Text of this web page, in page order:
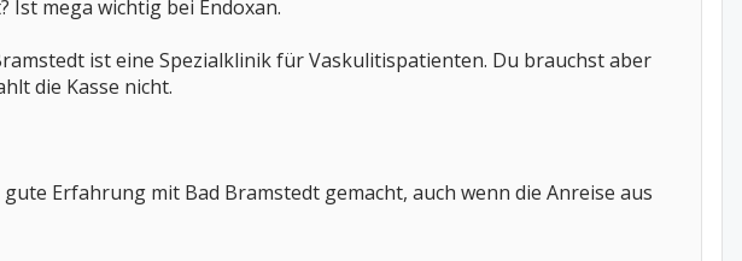
Ist mega wichtig bei Endoxan.
ist eine Spezialklinik für Vaskulitispatienten. Du brauchst aber
die Kasse nicht.
Erfahrung mit Bad Bramstedt gemacht, auch wenn die Anreise aus